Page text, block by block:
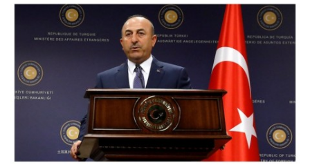
Bilecik
Bingöl
Bitlis
Bolu
Burdur
Bursa